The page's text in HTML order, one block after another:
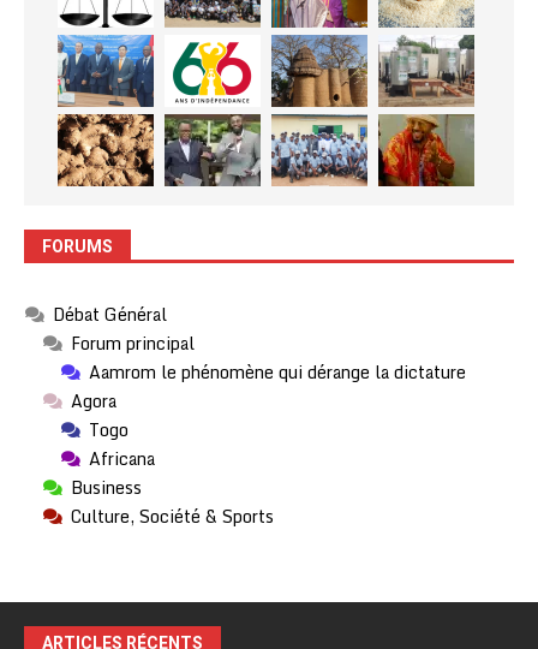
FORUMS
Débat Général
Forum principal
Aamrom le phénomène qui dérange la dictature
Agora
Togo
Africana
Business
Culture, Société & Sports
ARTICLES RÉCENTS